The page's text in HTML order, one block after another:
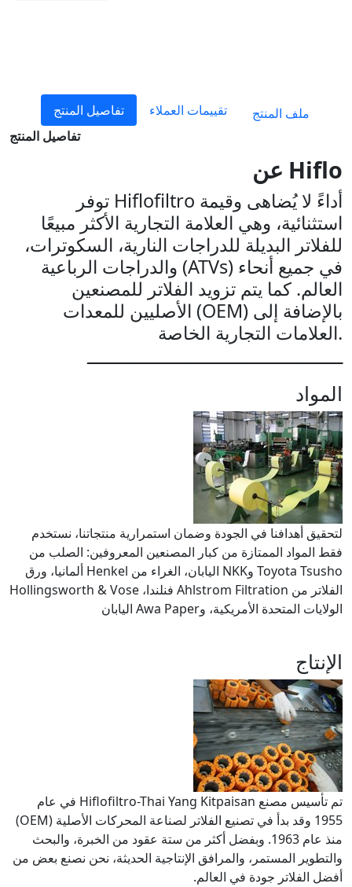
تفاصيل المنتج تقييمات العملاء
ملف المنتج
تفاصيل المنتج
عن Hiflo
توفر Hiflofiltro أداءً لا يُضاهى وقيمة
استثنائية، وهي العلامة التجارية الأكثر مبيعًا
للفلاتر البديلة للدراجات النارية، السكوترات،
والدراجات الرباعية (ATVs) في جميع أنحاء
العالم. كما يتم تزويد الفلاتر للمصنعين
الأصليين للمعدات (OEM) بالإضافة إلى
العلامات التجارية الخاصة.
ـــــــــــــــــــــــــــــــــــــــــــــــــــــــــــــــــ
المواد
لتحقيق أهدافنا في الجودة وضمان استمرارية منتجاتنا، نستخدم
فقط المواد الممتازة من كبار المصنعين المعروفين: الصلب من
Toyota Tsusho وNKK اليابان، الغراء من Henkel ألمانيا، ورق
الفلاتر من Ahlstrom Filtration فنلندا، Hollingsworth & Vose
الولايات المتحدة الأمريكية، وAwa Paper اليابان
الإنتاج
تم تأسيس مصنع Hiflofiltro-Thai Yang Kitpaisan في عام
1955 وقد بدأ في تصنيع الفلاتر لصناعة المحركات الأصلية (OEM)
منذ عام 1963. وبفضل أكثر من ستة عقود من الخبرة، والبحث
والتطوير المستمر، والمرافق الإنتاجية الحديثة، نحن نصنع بعض من
أفضل الفلاتر جودة في العالم.